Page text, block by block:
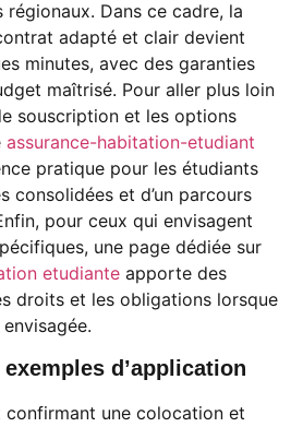
Dans ce cadre, la
adapté et clair devient
minutes, avec des garanties
maîtrisé. Pour aller plus loin
souscription et les options
assurance-habitation-etudiant
pratique pour les étudiants
consolidées et d’un parcours
pour ceux qui envisagent
une page dédiée sur
etudiante apporte des
droits et les obligations lorsque
d’application
confirmant une colocation et